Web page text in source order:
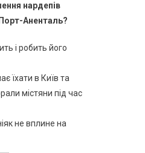
нардепів
Аненталь?
і робить його
їхати в Київ та
містяни під час
не вплине на